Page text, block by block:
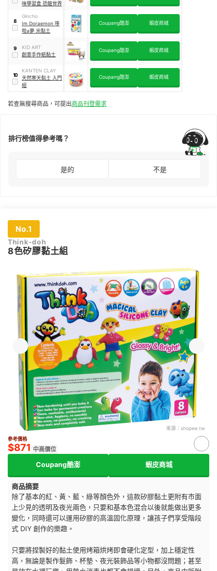
味學習盒 恐龍世界
8
Gincho
Im Doraemon 哆
啦a夢 米黏土
Coupang酷澎 蝦皮商城
9
KID ART
創意手作紙黏土
Coupang酷澎 蝦皮商城
10
KANTEN CLAY
天然寒天黏土 入門
組
Coupang酷澎 蝦皮商城
若查無搜尋商品，可提出商品刊登需求
排行榜值得參考嗎？
是的 不是
No.1
Think-doh
8色矽膠黏土組
來源： shopee.tw
參考價格
$871 中高價位
Coupang酷澎 蝦皮商城
商品摘要
除了基本的紅、黃、藍、綠等顏色外，這款矽膠黏土更附有市面
上少見的透明及夜光兩色，只要和基本色混合以後就能做出更多
變化，同時還可以運用矽膠的高溫固化原理，讓孩子們享受階段
式 DIY 創作的樂趣。
只要將捏製好的黏土使用烤箱烘烤即會硬化定型，加上穩定性
高，無論是製作髮飾、杯墊、夜光裝飾品等小物都沒問題；甚至